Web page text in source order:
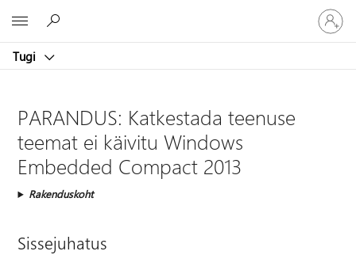
Tugi
Logige
sisse
oma
PARANDUS: Katkestada teenuse
teemat ei käivitu Windows
Embedded Compact 2013
Rakenduskoht
Sissejuhatus